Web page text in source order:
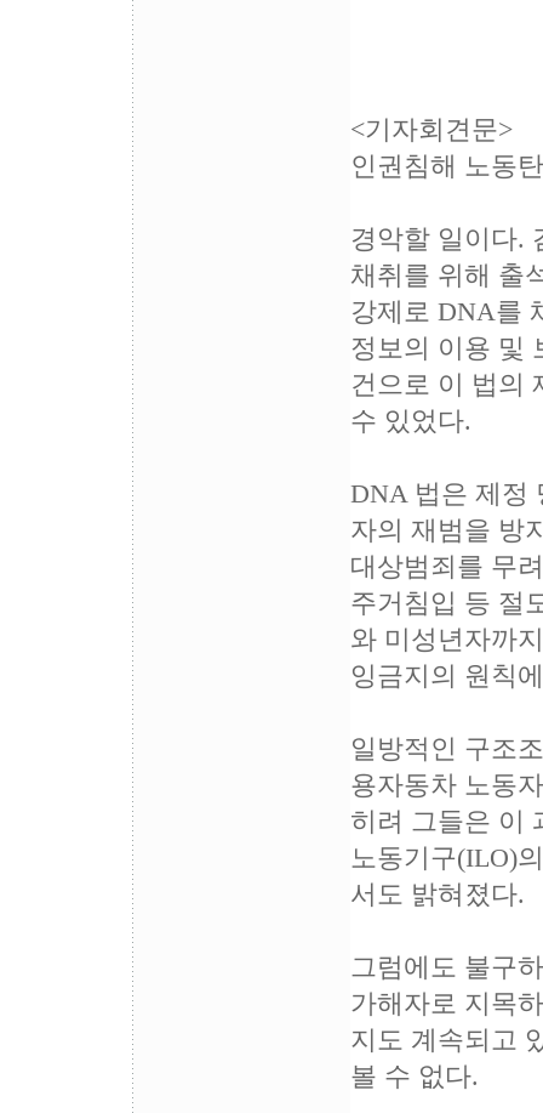
<기자회견문>
인권침해 노동
경악할 일이다.
채취를 위해 출
강제로 DNA를
정보의 이용 및
건으로 이 법의
수 있었다.
DNA 법은 제정
자의 재범을 방
대상범죄를 무
주거침입 등 절
와 미성년자까
잉금지의 원칙
일방적인 구조
용자동차 노동
히려 그들은 이
노동기구(ILO)
서도 밝혀졌다.
그럼에도 불구
가해자로 지목
지도 계속되고
볼 수 없다.